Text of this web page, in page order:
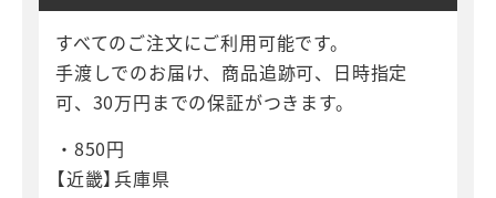
すべてのご注文にご利用可能です。
手渡しでのお届け、商品追跡可、日時指定
可、30万円までの保証がつきます。
・850円
【近畿】兵庫県